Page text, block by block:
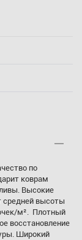
по
коврам
Высокие
средней высоты
м². Плотный
восстановление
Широкий